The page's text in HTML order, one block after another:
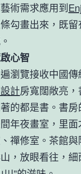
術需求應用到
勾畫出來，既留
心智
瀏覽接收中國
計房寬闊敞亮
的都是書。書
年夜畫室，里
禪修室。茶館
，放眼看往，